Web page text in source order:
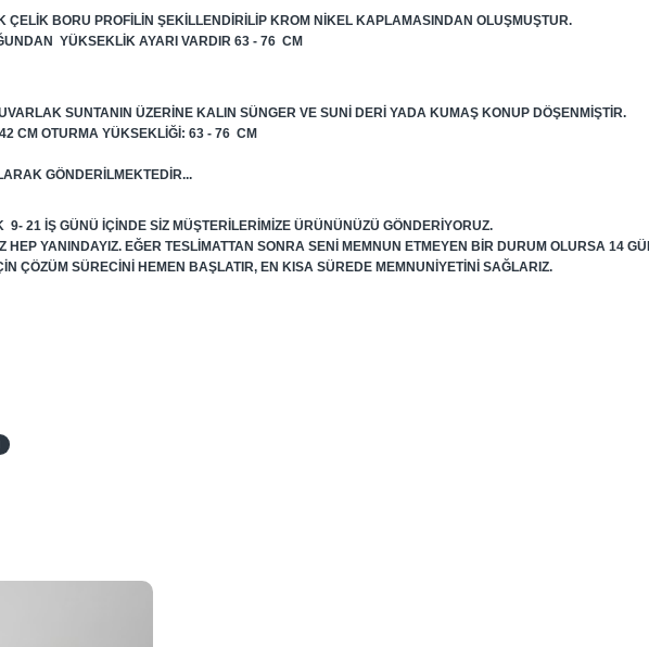
ÇELIK BORU PROFILIN ŞEKILLENDIRILIP KROM NIKEL KAPLAMASINDAN OLUŞMUŞTUR.
YÜKSEKLIK AYARI VARDIR 63 - 76 CM
SUNTANIN ÜZERINE KALIN SÜNGER VE SUNI DERI YADA KUMAŞ KONUP DÖŞENMIŞTIR.
CM OTURMA YÜKSEKLIĞI: 63 - 76 CM
GÖNDERILMEKTEDIR...
21 IŞ GÜNÜ IÇINDE SIZ MÜŞTERILERIMIZE ÜRÜNÜNÜZÜ GÖNDERIYORUZ.
HEP YANINDAYIZ. EĞER TESLIMATTAN SONRA SENI MEMNUN ETMEYEN BIR DURUM OLURSA 14
ÇÖZÜM SÜRECINI HEMEN BAŞLATIR, EN KISA SÜREDE MEMNUNIYETINI SAĞLARIZ.